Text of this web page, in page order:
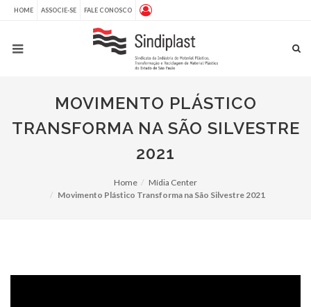
HOME ASSOCIE-SE FALE CONOSCO
MOVIMENTO PLÁSTICO
TRANSFORMA NA SÃO SILVESTRE
2021
Home
Mídia Center
Movimento Plástico Transforma na São Silvestre 2021